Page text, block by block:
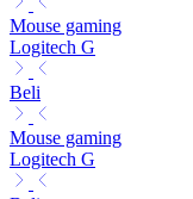
Mouse gaming
Logitech G
Beli
Mouse gaming
Logitech G